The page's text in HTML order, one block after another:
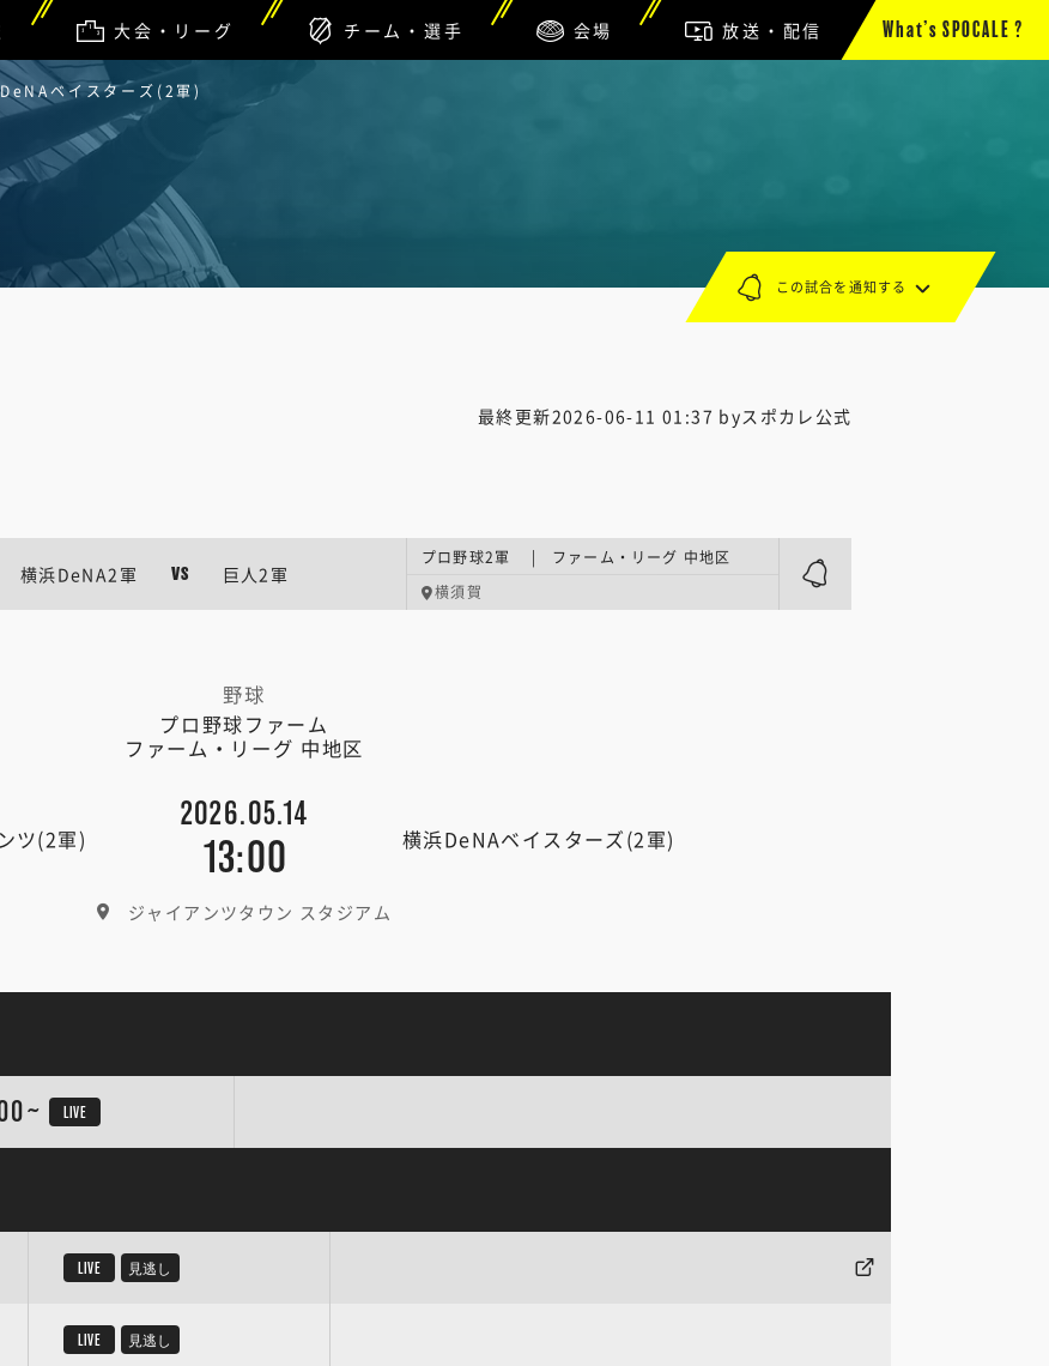
大会・リーグ チーム・選手 会場 放送・配信 What’s SPOCALE ?
ベイスターズ(2軍)
最終更新2026-06-11 01:37 byスポカレ公式
横浜DeNA2軍 VS 巨人2軍
プロ野球2軍 | ファーム・リーグ 中地区
横須賀
野球
プロ野球ファーム
ファーム・リーグ 中地区
ツ(2軍)
2026.05.14
13:00 横浜DeNAベイスターズ(2軍)
ジャイアンツタウン スタジアム
この試合を通知する
LIVE
LIVE 見逃し
LIVE 見逃し